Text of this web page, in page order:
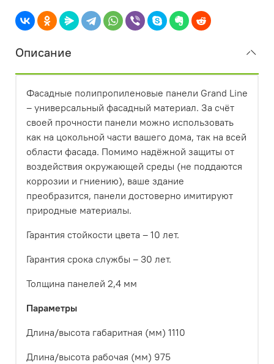
Описание
Фасадные полипропиленовые панели Grand Line
– универсальный фасадный материал. За счёт
своей прочности панели можно использовать
как на цокольной части вашего дома, так на всей
области фасада. Помимо надёжной защиты от
воздействия окружающей среды (не поддаются
коррозии и гниению), ваше здание
преобразится, панели достоверно имитируют
природные материалы.
Гарантия стойкости цвета – 10 лет.
Гарантия срока службы – 30 лет.
Толщина панелей 2,4 мм
Параметры
Длина/высота габаритная (мм) 1110
Длина/высота рабочая (мм) 975